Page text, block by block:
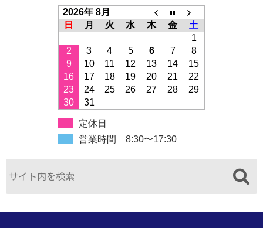
2026年 8月
日
月 火 水 木 金
土
1
2
3 4 5 6 7
8
9
10 11 12 13 14
15
16
17 18 19 20 21
22
23
24 25 26 27 28
29
30
31
定休日
営業時間 8:30〜17:30